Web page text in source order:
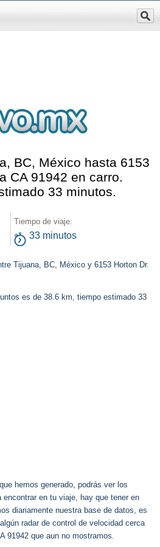
BC, México hasta 6153
CA 91942 en carro.
33 minutos.
Tiempo de viaje:
33 minutos
Tijuana, BC, México y 6153 Horton Dr.
es de 38.6 km, tiempo estimado 33
hemos generado, podrás ver los
en tu viaje, hay que tener en
diariamente nuestra base de datos, es
radar de control de velocidad cerca
91942 que aun no mostramos.